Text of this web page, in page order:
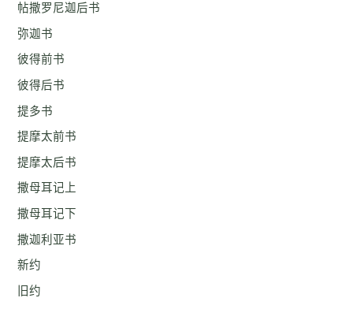
帖撒罗尼迦后书
弥迦书
彼得前书
彼得后书
提多书
提摩太前书
提摩太后书
撒母耳记上
撒母耳记下
撒迦利亚书
新约
旧约